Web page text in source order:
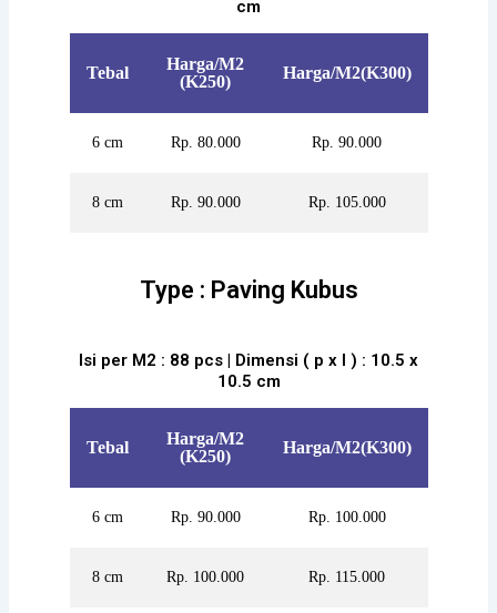
cm
Tebal
Harga/M2
(K250)
Harga/M2(K300)
6 cm Rp. 80.000 Rp. 90.000
8 cm Rp. 90.000 Rp. 105.000
Type : Paving Kubus
Isi per M2 : 88 pcs | Dimensi ( p x l ) : 10.5 x
10.5 cm
Tebal
Harga/M2
(K250)
Harga/M2(K300)
6 cm Rp. 90.000 Rp. 100.000
8 cm Rp. 100.000 Rp. 115.000